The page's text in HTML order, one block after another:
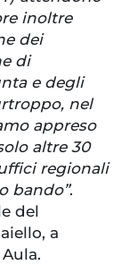
inoltre
dei
di
e degli
nel
appreso
altre 30
regionali
bando”.
del
a